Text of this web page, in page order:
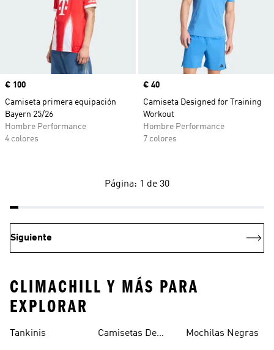
Precio
€ 100
Camiseta primera equipación
Bayern 25/26
Hombre Performance
4 colores
Precio
€ 40
Camiseta Designed for Training
Workout
Hombre Performance
7 colores
Página: 1 de 30
Siguiente
CLIMACHILL Y MÁS PARA
EXPLORAR
Tankinis
Camisetas De
Mochilas Negras